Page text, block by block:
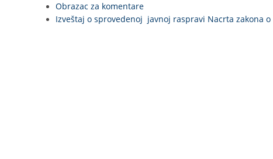
Obrazac za komentare
Izveštaj o sprovedenoj javnoj raspravi Nacrta zakona